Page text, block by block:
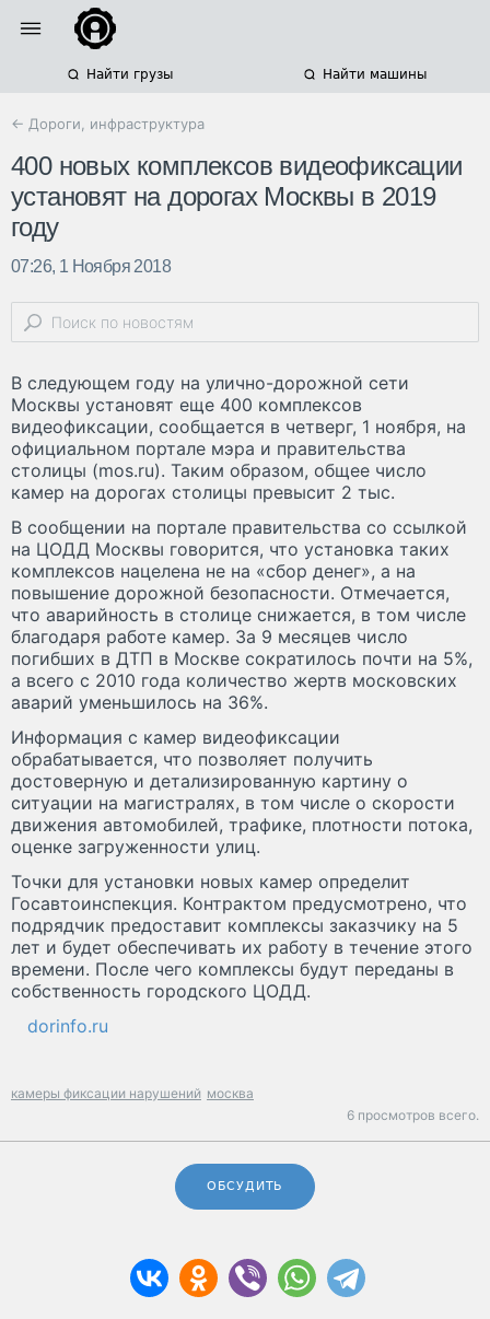
Найти грузы Найти машины
← Дороги, инфраструктура
400 новых комплексов видеофиксации
установят на дорогах Москвы в 2019
году
07:26, 1 Ноября 2018
В следующем году на улично-дорожной сети
Москвы установят еще 400 комплексов
видеофиксации, сообщается в четверг, 1 ноября, на
официальном портале мэра и правительства
столицы (mos.ru). Таким образом, общее число
камер на дорогах столицы превысит 2 тыс.
В сообщении на портале правительства со ссылкой
на ЦОДД Москвы говорится, что установка таких
комплексов нацелена не на «сбор денег», а на
повышение дорожной безопасности. Отмечается,
что аварийность в столице снижается, в том числе
благодаря работе камер. За 9 месяцев число
погибших в ДТП в Москве сократилось почти на 5%,
а всего с 2010 года количество жертв московских
аварий уменьшилось на 36%.
Информация с камер видеофиксации
обрабатывается, что позволяет получить
достоверную и детализированную картину о
ситуации на магистралях, в том числе о скорости
движения автомобилей, трафике, плотности потока,
оценке загруженности улиц.
Точки для установки новых камер определит
Госавтоинспекция. Контрактом предусмотрено, что
подрядчик предоставит комплексы заказчику на 5
лет и будет обеспечивать их работу в течение этого
времени. После чего комплексы будут переданы в
собственность городского ЦОДД.
dorinfo.ru
камеры фиксации нарушений москва
6 просмотров всего.
ОБСУДИТЬ